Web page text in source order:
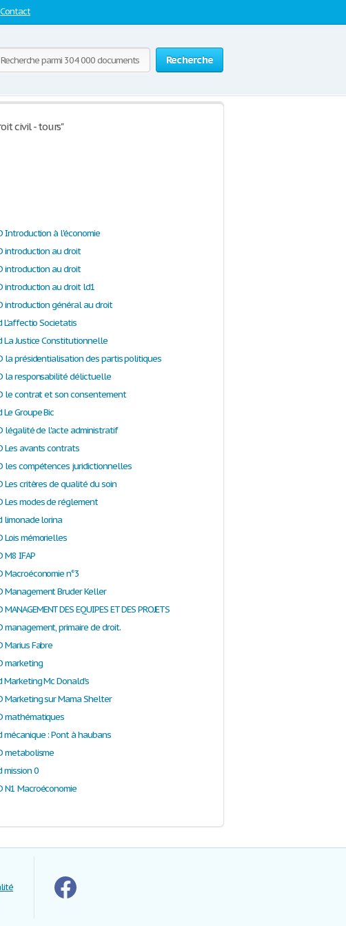
Contact
Recherche
civil - tours"
Introduction à l'économie
introduction au droit
introduction au droit
introduction au droit ld1
introduction général au droit
L'affectio Societatis
La Justice Constitutionnelle
la présidentialisation des partis politiques
la responsabilité délictuelle
le contrat et son consentement
Le Groupe Bic
légalité de l'acte administratif
Les avants contrats
les compétences juridictionnelles
Les critères de qualité du soin
Les modes de réglement
limonade lorina
Lois mémorielles
M8 IFAP
Macroéconomie n°3
Management Bruder Keller
MANAGEMENT DES EQUIPES ET DES PROJETS
management, primaire de droit.
Marius Fabre
marketing
Marketing Mc Donald's
Marketing sur Mama Shelter
mathématiques
mécanique : Pont à haubans
metabolisme
mission 0
N1 Macroéconomie